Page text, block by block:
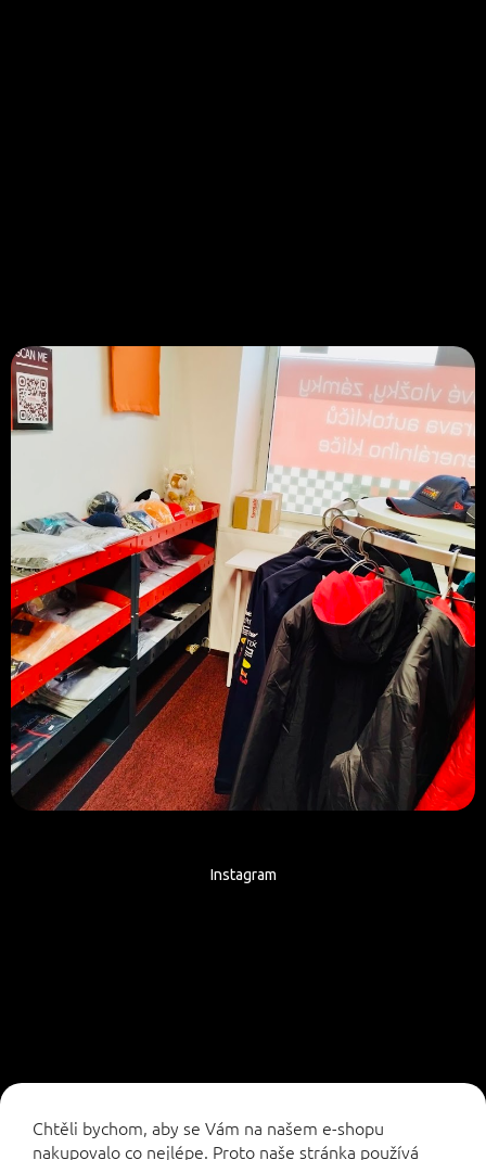
Chtěli bychom, aby se Vám na našem e-shopu
nakupovalo co nejlépe. Proto naše stránka používá
Instagram